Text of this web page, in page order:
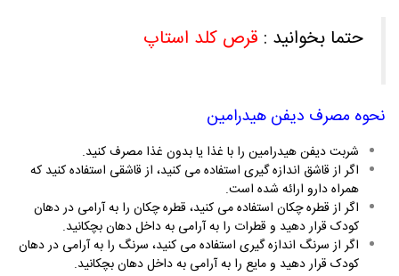
حتما بخوانید : قرص کلد استاپ
نحوه مصرف دیفن هیدرامین
شربت دیفن هیدرامین را با غذا یا بدون غذا مصرف کنید.
اگر از قاشق اندازه گیری استفاده می کنید، از قاشقی استفاده کنید که
همراه دارو ارائه شده است.
اگر از قطره چکان استفاده می کنید، قطره چکان را به آرامی در دهان
کودک قرار دهید و قطرات را به آرامی به داخل دهان بچکانید.
اگر از سرنگ اندازه گیری استفاده می کنید، سرنگ را به آرامی در دهان
کودک قرار دهید و مایع را به آرامی به داخل دهان بچکانید.